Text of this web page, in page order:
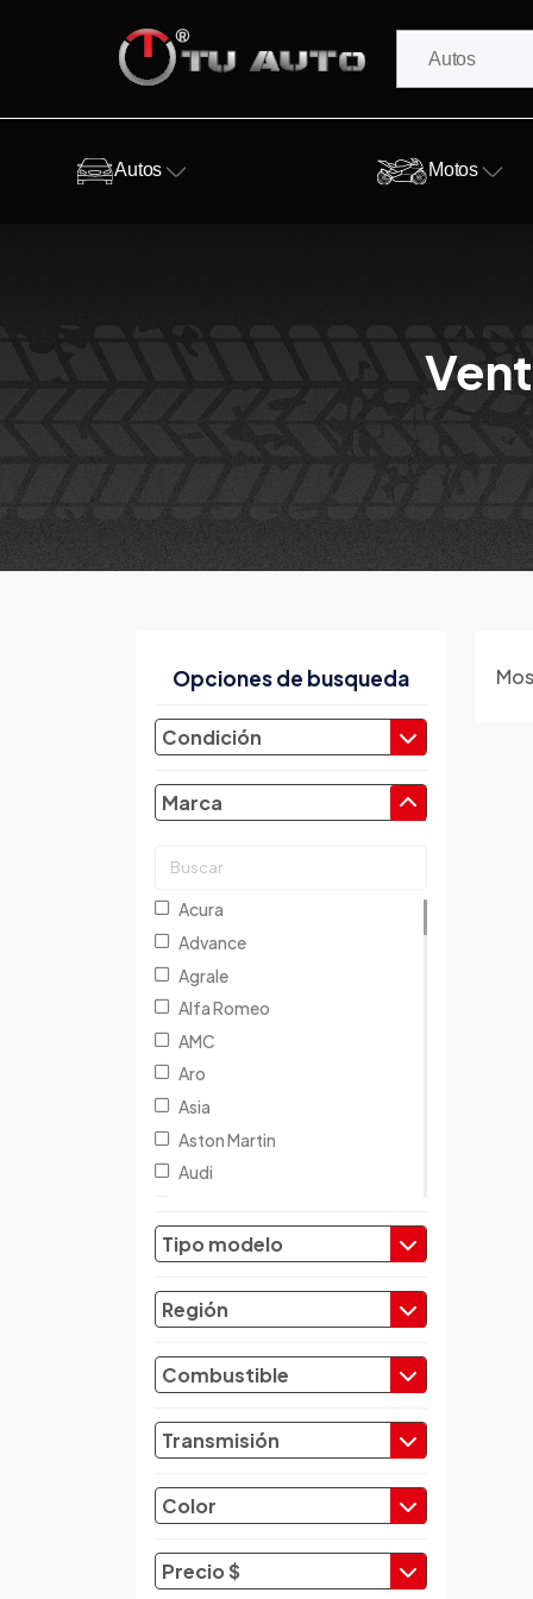
Autos Motos
Opciones de busqueda
Condición
Marca
Acura
Advance
Agrale
Alfa Romeo
AMC
Aro
Asia
Aston Martin
Audi
Baic
Bentley
Brilliance
Byd
Chana
Changfeng
Tipo modelo
Región
Combustible
Transmisión
Color
Precio $